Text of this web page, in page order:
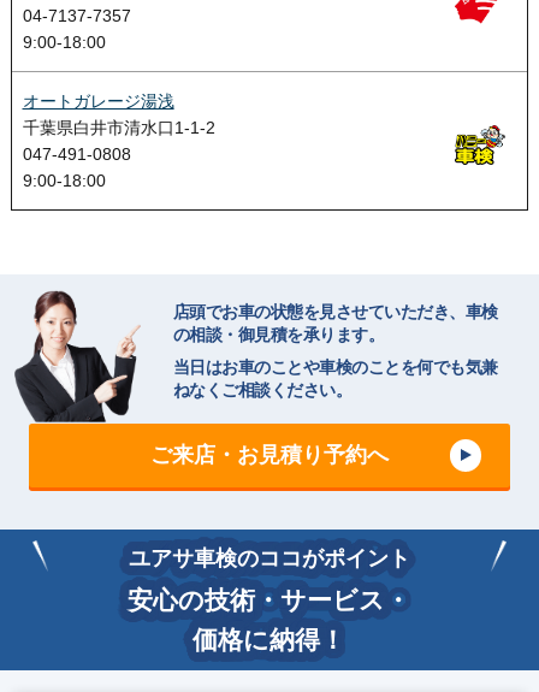
04-7137-7357
9:00-18:00
オートガレージ湯浅
千葉県白井市清水口1-1-2
047-491-0808
9:00-18:00
店頭でお車の状態を見させていただき、車検
の相談・御見積を承ります。
当日はお車のことや車検のことを何でも気兼
ねなくご相談ください。
ご来店・お見積り予約へ
ユアサ車検のココがポイント
安心の技術・サービス・
価格に納得！